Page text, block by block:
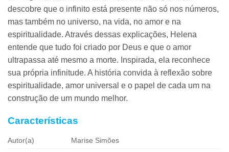
descobre que o infinito está presente não só nos números,
mas também no universo, na vida, no amor e na
espiritualidade. Através dessas explicações, Helena
entende que tudo foi criado por Deus e que o amor
ultrapassa até mesmo a morte. Inspirada, ela reconhece
sua própria infinitude. A história convida à reflexão sobre
espiritualidade, amor universal e o papel de cada um na
construção de um mundo melhor.
Características
Autor(a) Marise Simões